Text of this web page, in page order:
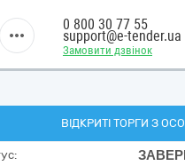
Замовити дзвінок
0 800 30 77 55
support@e-tender.ua
ВІДКРИТІ ТОРГИ З